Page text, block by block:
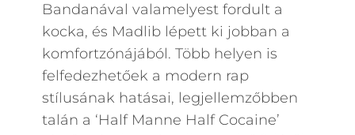
Bandanával valamelyest fordult a
kocka, és Madlib lépett ki jobban a
komfortzónájából. Több helyen is
felfedezhetőek a modern rap
stílusának hatásai, legjellemzőbben
talán a ‘Half Manne Half Cocaine’